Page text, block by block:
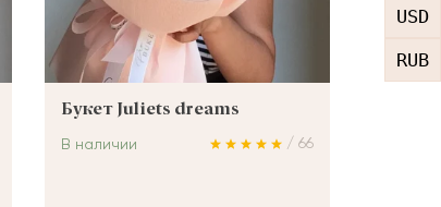
USD
RUB
Букет Juliets dreams
/ 66
В наличии